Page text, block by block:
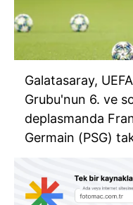
Galatasaray,
Grubu'nun 6. ve
deplasmanda
Germain (PSG)